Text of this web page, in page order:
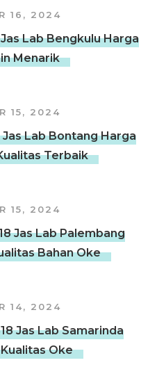
16, 2024
Lab Bengkulu Harga
Menarik
15, 2024
Jas Lab Bontang Harga
Terbaik
15, 2024
Jas Lab Palembang
Bahan Oke
14, 2024
Jas Lab Samarinda
Oke